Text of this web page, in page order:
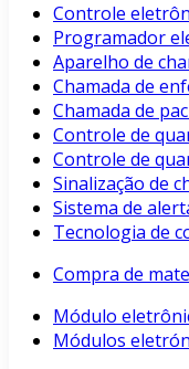
Controle
Programador
Aparelho de
Chamada de
Chamada de
Controle de
Controle de
Sinalização de
Sistema de
Tecnologia de
Compra de
Módulo
Módulos